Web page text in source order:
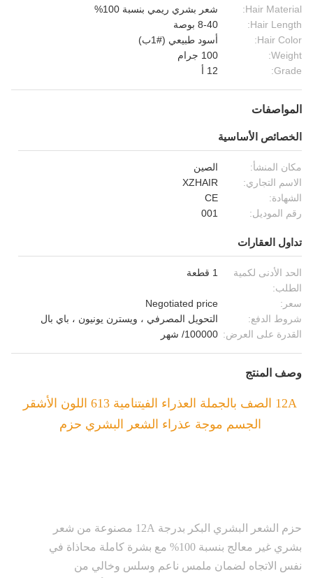
Hair Material:
شعر بشري ريمي بنسبة 100%
Hair Length:
8-40 بوصة
Hair Color:
أسود طبيعي (#1ب)
Weight:
100 جرام
Grade:
12 أ
المواصفات
الخصائص الأساسية
مكان المنشأ:
الصين
الاسم التجاري:
XZHAIR
الشهادة:
CE
رقم الموديل:
001
تداول العقارات
الحد الأدنى لكمية
الطلب:
1 قطعة
سعر:
Negotiated price
شروط الدفع:
التحويل المصرفي ، ويسترن يونيون ، باي بال
القدرة على العرض: 100000/ شهر
وصف المنتج
12A الصف بالجملة العذراء الفيتنامية 613 اللون الأشقر
الجسم موجة عذراء الشعر البشري حزم
حزم الشعر البشري البكر بدرجة 12A مصنوعة من شعر
بشري غير معالج بنسبة 100% مع بشرة كاملة محاذاة في
نفس الاتجاه لضمان ملمس ناعم وسلس وخالي من